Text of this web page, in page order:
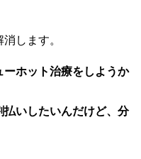
します。
ーホット治療をしようか
いしたいんだけど、分